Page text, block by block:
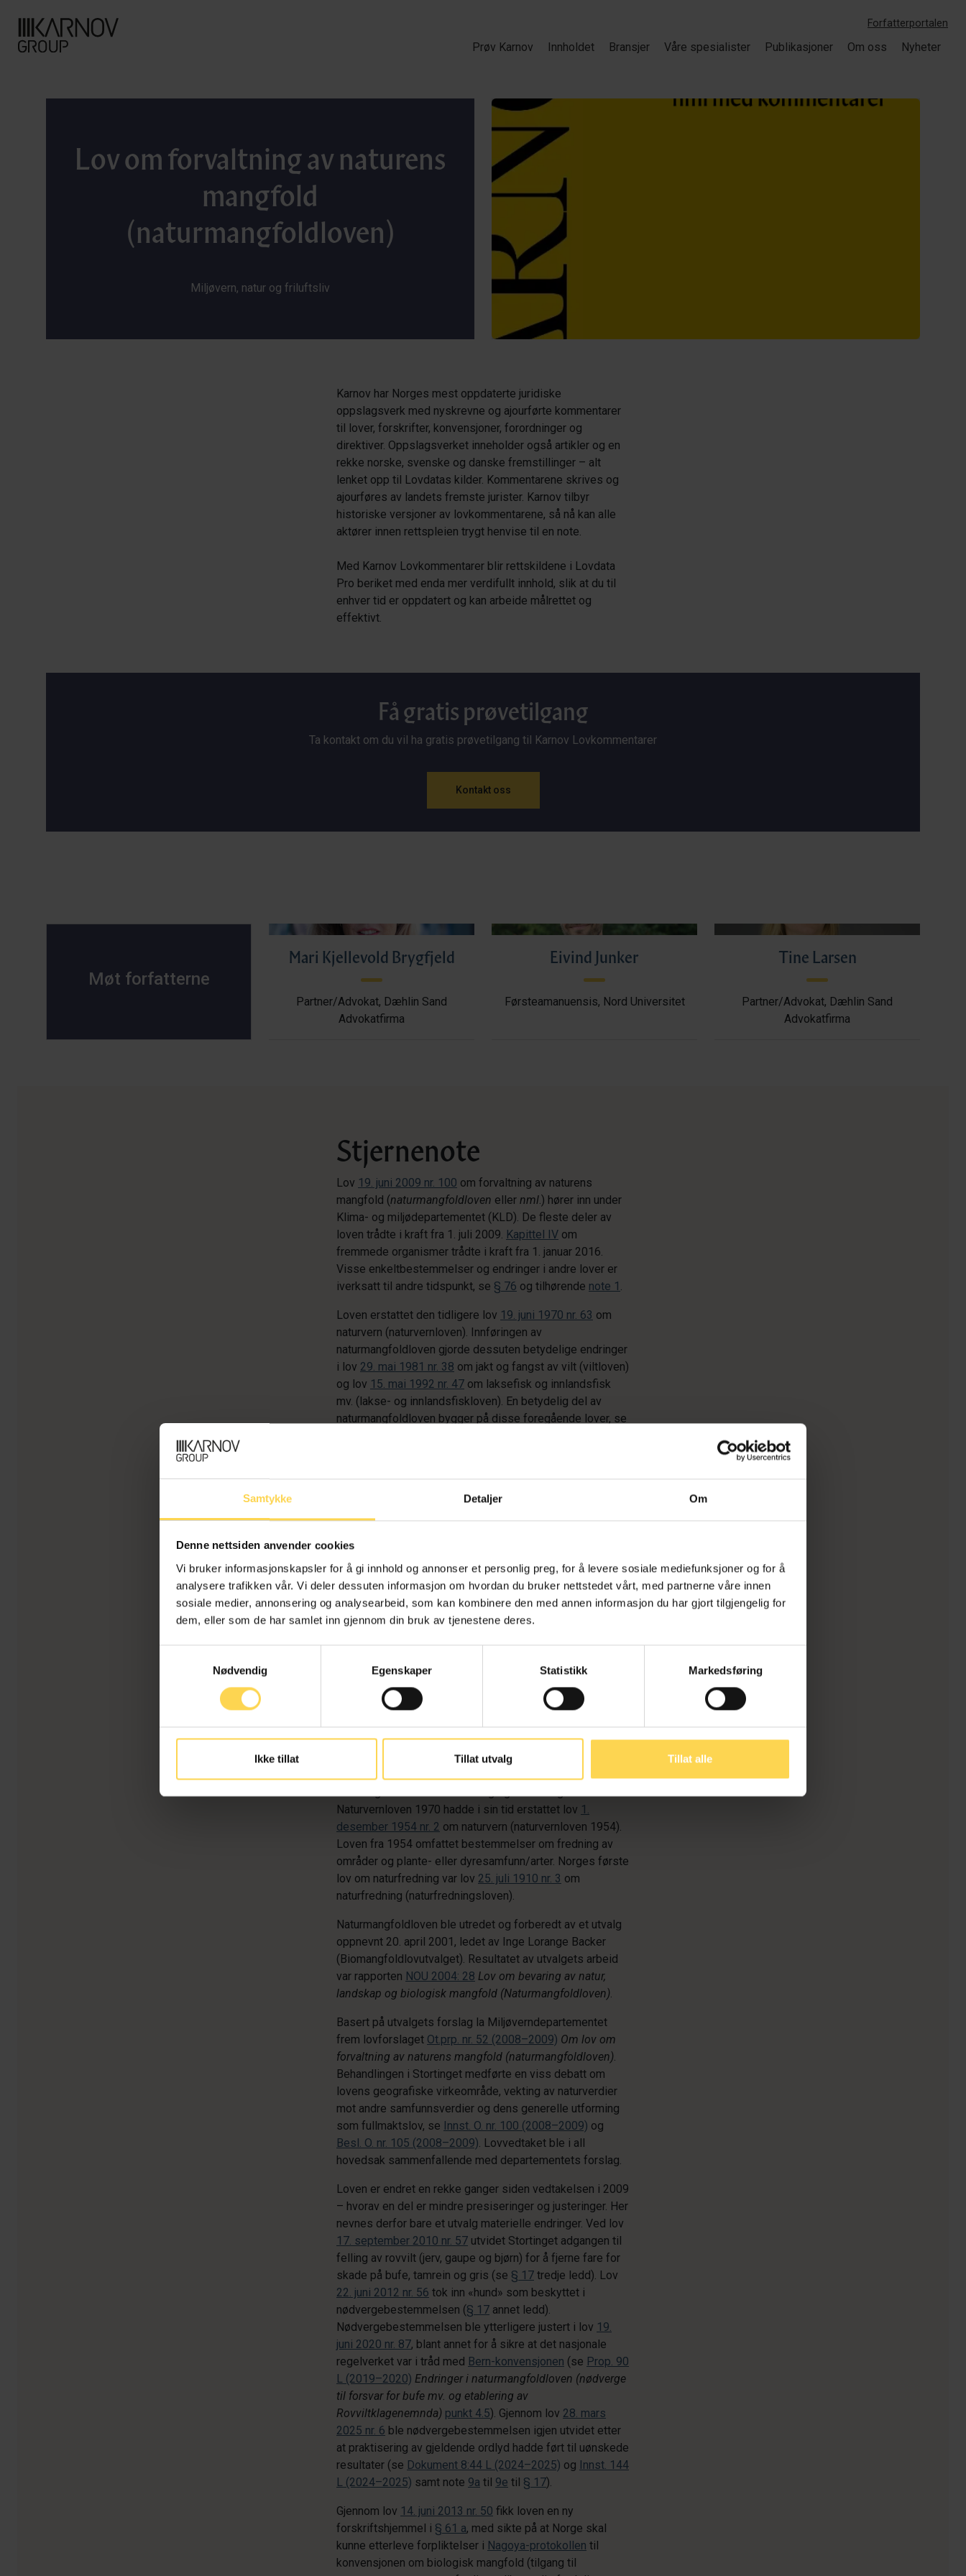
Samtykke Detaljer Om
Denne nettsiden anvender cookies
Vi bruker informasjonskapsler for å gi innhold og annonser et personlig preg, for å levere sosiale mediefunksjoner og for å
analysere trafikken vår. Vi deler dessuten informasjon om hvordan du bruker nettstedet vårt, med partnerne våre innen
sosiale medier, annonsering og analysearbeid, som kan kombinere den med annen informasjon du har gjort tilgjengelig for
dem, eller som de har samlet inn gjennom din bruk av tjenestene deres.
Nødvendig
Egenskaper Statistikk Markedsføring
Ikke tillat Tillat utvalg Tillat alle
Forfatterportalen
Prøv Karnov Innholdet Bransjer Våre spesialister Publikasjoner Om oss Nyheter
Lov om forvaltning av naturens
mangfold
(naturmangfoldloven)
Karnov har Norges mest oppdaterte juridiske
oppslagsverk med nyskrevne og ajourførte kommentarer
til lover, forskrifter, konvensjoner, forordninger og
direktiver. Oppslagsverket inneholder også artikler og en
rekke norske, svenske og danske fremstillinger – alt
lenket opp til Lovdatas kilder. Kommentarene skrives og
ajourføres av landets fremste jurister. Karnov tilbyr
historiske versjoner av lovkommentarene, så nå kan alle
aktører innen rettspleien trygt henvise til en note.
Med Karnov Lovkommentarer blir rettskildene i Lovdata
Pro beriket med enda mer verdifullt innhold, slik at du til
enhver tid er oppdatert og kan arbeide målrettet og
effektivt.
Få gratis prøvetilgang
Ta kontakt om du vil ha gratis prøvetilgang til Karnov Lovkommentarer
Kontakt oss
Møt forfatterne
Mari Kjellevold Brygfjeld
Partner/Advokat, Dæhlin Sand
Advokatfirma
Eivind Junker
Førsteamanuensis, Nord Universitet
Tine Larsen
Partner/Advokat, Dæhlin Sand
Advokatfirma
Stjernenote
Lov 19. juni 2009 nr. 100 om forvaltning av naturens
mangfold (naturmangfoldloven eller nml.) hører inn under
Klima- og miljødepartementet (KLD). De fleste deler av
loven trådte i kraft fra 1. juli 2009. Kapittel IV om
fremmede organismer trådte i kraft fra 1. januar 2016.
Visse enkeltbestemmelser og endringer i andre lover er
iverksatt til andre tidspunkt, se § 76 og tilhørende note 1 .
Loven erstattet den tidligere lov 19. juni 1970 nr. 63 om
naturvern (naturvernloven). Innføringen av
naturmangfoldloven gjorde dessuten betydelige endringer
i lov 29. mai 1981 nr. 38 om jakt og fangst av vilt (viltloven)
og lov 15. mai 1992 nr. 47 om laksefisk og innlandsfisk
mv. (lakse- og innlandsfiskloven). En betydelig del av
naturmangfoldloven bygger på disse foregående lover, se
biologiske, landskapsmessige og geologiske mangfold,
. Loven bidrar til gjennomføring av
biologisk mangfold
112
sektorovergripende og skal bidra til at miljøhensyn blir
vurdert i alle avgjørelser som berører naturmangfoldet.
Nærmere om lovens formål, seNOU 2004: 28 punkt 11.4
ogOt.prp. nr. 52 (2008–2009) kapittel 6.
Lovhistorikk og sentrale endringer
Naturmangfoldloven var den fjerde i rekken av norske
lover med vern av naturverdier som spesifikt formål.
Den direkte forløperen var lov19. juni 1970 nr. 63om
naturvern (naturvernloven 1970), som inneholdt hjemler for
vern av spesielle naturområder, naturforekomster,
landskapsbilder og naturmiljø, fredning av planter og dyr,
samt regler om saksbehandling og erstatning.
Naturvernloven 1970 hadde i sin tid erstattet lov 1.
desember 1954 nr. 2 om naturvern (naturvernloven 1954).
Loven fra 1954 omfattet bestemmelser om fredning av
områder og plante- eller dyresamfunn/arter. Norges første
lov om naturfredning var lov 25. juli 1910 nr. 3 om
naturfredning (naturfredningsloven).
Naturmangfoldloven ble utredet og forberedt av et utvalg
oppnevnt 20. april 2001, ledet av Inge Lorange Backer
(Biomangfoldlovutvalget). Resultatet av utvalgets arbeid
var rapporten NOU 2004: 28 Lov om bevaring av natur,
landskap og biologisk mangfold (Naturmangfoldloven).
Basert på utvalgets forslag la Miljøverndepartementet
frem lovforslaget Ot.prp. nr. 52 (2008–2009) Om lov om
forvaltning av naturens mangfold (naturmangfoldloven).
Behandlingen i Stortinget medførte en viss debatt om
lovens geografiske virkeområde, vekting av naturverdier
mot andre samfunnsverdier og dens generelle utforming
som fullmaktslov, se Innst. O. nr. 100 (2008–2009) og
Besl. O. nr. 105 (2008–2009). Lovvedtaket ble i all
hovedsak sammenfallende med departementets forslag.
Loven er endret en rekke ganger siden vedtakelsen i 2009
– hvorav en del er mindre presiseringer og justeringer. Her
nevnes derfor bare et utvalg materielle endringer. Ved lov
17. september 2010 nr. 57 utvidet Stortinget adgangen til
felling av rovvilt (jerv, gaupe og bjørn) for å fjerne fare for
skade på bufe, tamrein og gris (se § 17 tredje ledd). Lov
22. juni 2012 nr. 56 tok inn «hund» som beskyttet i
nødvergebestemmelsen (§ 17 annet ledd).
Nødvergebestemmelsen ble ytterligere justert i lov 19.
juni 2020 nr. 87, blant annet for å sikre at det nasjonale
regelverket var i tråd med Bern-konvensjonen (se Prop. 90
L (2019–2020) Endringer i naturmangfoldloven (nødverge
til forsvar for bufe mv. og etablering av
Rovviltklagenemnda) punkt 4.5). Gjennom lov 28. mars
2025 nr. 6 ble nødvergebestemmelsen igjen utvidet etter
at praktisering av gjeldende ordlyd hadde ført til uønskede
resultater (se Dokument 8:44 L (2024–2025) og Innst. 144
L (2024–2025) samt note 9a til 9e til § 17).
Gjennom lov 14. juni 2013 nr. 50 fikk loven en ny
forskriftshjemmel i § 61 a, med sikte på at Norge skal
kunne etterleve forpliktelser i Nagoya-protokollen til
konvensjonen om biologisk mangfold (tilgang til